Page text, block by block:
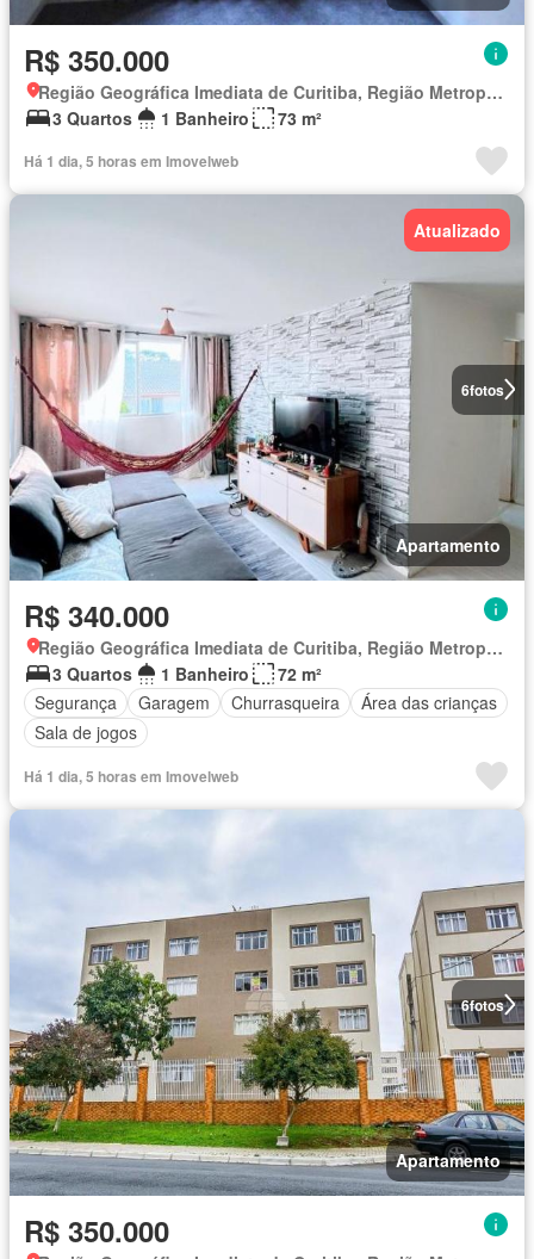
R$ 350.000
Região Geográfica Imediata de Curitiba, Região Metropolitana de Curitiba
3 Quartos
1 Banheiro 73 m²
Há 1 dia, 5 horas em Imovelweb
6fotos
Atualizado
Apartamento
R$ 340.000
Região Geográfica Imediata de Curitiba, Região Metropolitana de Curitiba
3 Quartos
1 Banheiro
72 m²
Segurança
Garagem Churrasqueira
Área das crianças
Sala de jogos
Há 1 dia, 5 horas em Imovelweb
6fotos
Apartamento
R$ 350.000